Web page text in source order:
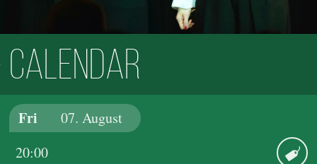
Calendar
Fri 07. August
20:00